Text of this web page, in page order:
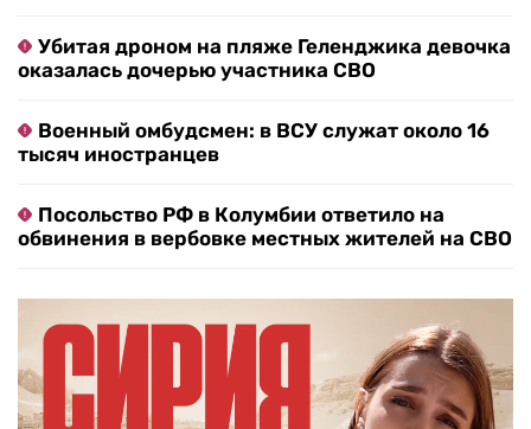
Убитая дроном на пляже Геленджика девочка
оказалась дочерью участника СВО
Военный омбудсмен: в ВСУ служат около 16
тысяч иностранцев
Посольство РФ в Колумбии ответило на
обвинения в вербовке местных жителей на СВО